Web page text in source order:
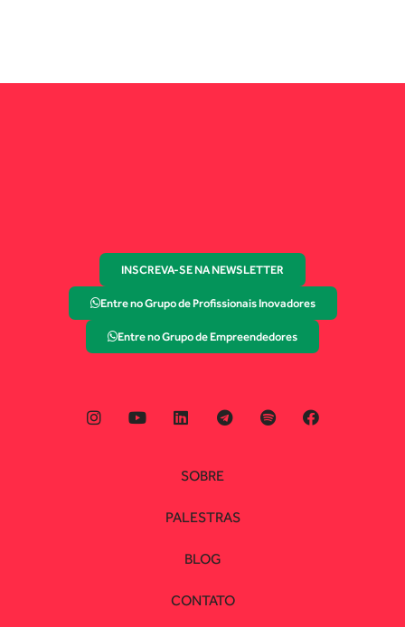
INSCREVA-SE NA NEWSLETTER
Entre no Grupo de Profissionais Inovadores
Entre no Grupo de Empreendedores
SOBRE
PALESTRAS
BLOG
CONTATO